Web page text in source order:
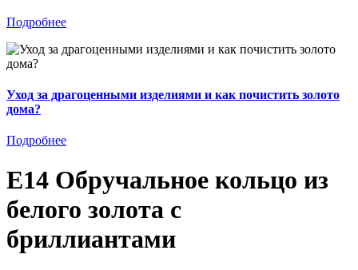
Подробнее
Уход за драгоценными изделиями и как почистить золото
дома?
Подробнее
E14 Обручальное кольцо из
белого золота с
бриллиантами